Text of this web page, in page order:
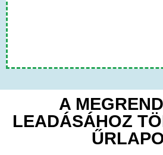
A
LEADÁSÁHOZ